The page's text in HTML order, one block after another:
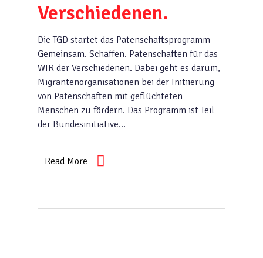
Verschiedenen.
Die TGD startet das Patenschaftsprogramm
Gemeinsam. Schaffen. Patenschaften für das
WIR der Verschiedenen. Dabei geht es darum,
Migrantenorganisationen bei der Initiierung
von Patenschaften mit geflüchteten
Menschen zu fördern. Das Programm ist Teil
der Bundesinitiative…
Read More